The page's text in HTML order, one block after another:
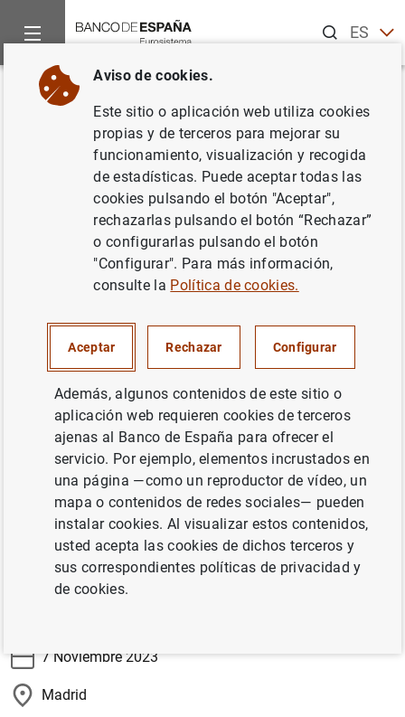
ESEN
Inicio Noticias y eventos
Volver
Margarita Delgado. 30
Encuentro del Sector Financiero
Evento presencial (previa invitación)
C. del Poeta Joan Maragall, 43
La subgobernadora, Margarita Delgado, participará en el
30 Encuentro del Sector Financiero “Apoyando el
crecimiento económico en tiempos de cambio”
organizado por ABC y Deloitte.
Información
7 Noviembre 2023
Madrid
Aviso de cookies.
Este sitio o aplicación web utiliza cookies
propias y de terceros para mejorar su
funcionamiento, visualización y recogida
de estadísticas. Puede aceptar todas las
cookies pulsando el botón "Aceptar",
rechazarlas pulsando el botón “Rechazar”
o configurarlas pulsando el botón
"Configurar". Para más información,
consulte la Política de cookies.
Aceptar Rechazar Configurar
Además, algunos contenidos de este sitio o
aplicación web requieren cookies de terceros
ajenas al Banco de España para ofrecer el
servicio. Por ejemplo, elementos incrustados en
una página —como un reproductor de vídeo, un
mapa o contenidos de redes sociales— pueden
instalar cookies. Al visualizar estos contenidos,
usted acepta las cookies de dichos terceros y
sus correspondientes políticas de privacidad y
de cookies.